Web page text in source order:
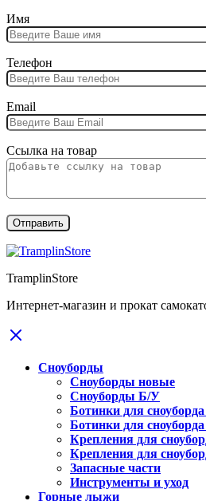
Имя
Телефон
Email
Ссылка на товар
TramplinStore
Интернет-магазин и прокат
Сноуборды
Сноуборды новые
Сноуборды Б/У
Ботинки для
Ботинки для
Крепления для
Крепления для
Запасные части
Инструменты и уход
Горные лыжи